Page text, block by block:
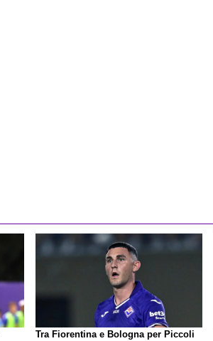
Tra Fiorentina e Bologna per Piccoli